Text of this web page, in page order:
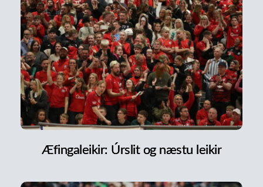
Æfingaleikir: Úrslit og næstu leikir